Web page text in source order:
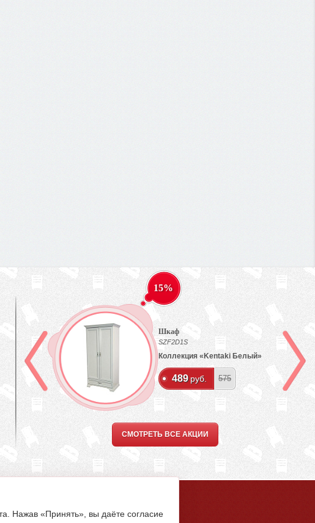
15%
Шкаф
SZF2D1S
Коллекция «Kentaki Белый»
489 руб. 575
СМОТРЕТЬ ВСЕ АКЦИИ
Нажав «Принять», вы даёте согласие